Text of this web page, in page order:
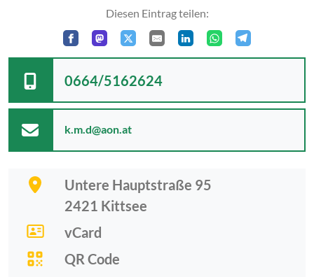
Diesen Eintrag teilen:
Untere Hauptstraße 95
2421 Kittsee
vCard
QR Code
0664/5162624
k.m.d@aon.at